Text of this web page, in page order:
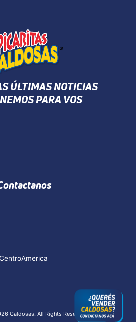
ÚLTIMAS NOTICIAS
PARA VOS
Caldosas. All Rights Reserved.